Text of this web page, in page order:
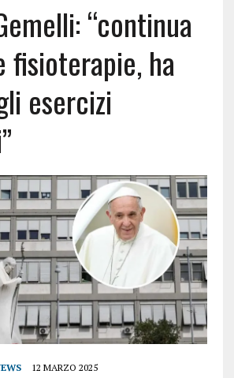
“continua
fisioterapie, ha
esercizi
12 MARZO 2025